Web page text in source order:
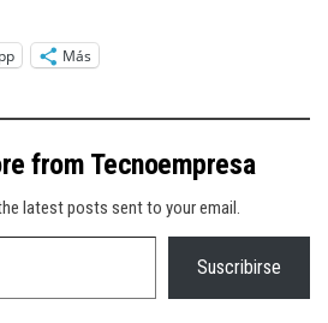
Más
from Tecnoempresa
latest posts sent to your email.
Suscribirse